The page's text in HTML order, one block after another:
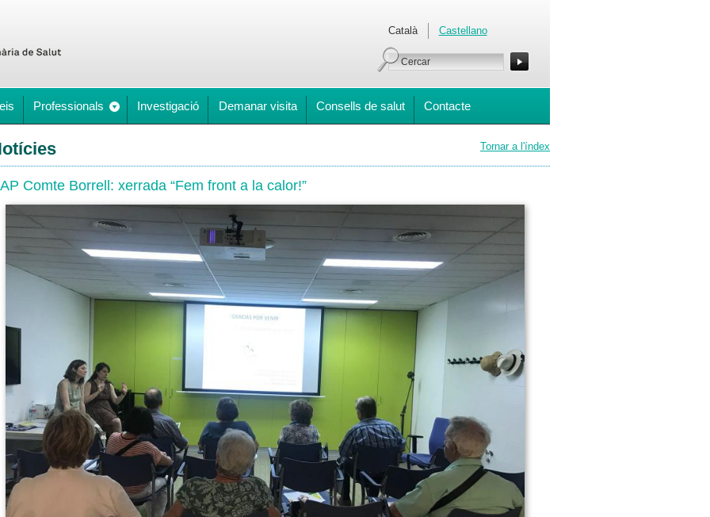
Català Castellano
Professionals Investigació Demanar visita Consells de salut Contacte
Tornar a l'índex
Comte Borrell: xerrada “Fem front a la calor!”